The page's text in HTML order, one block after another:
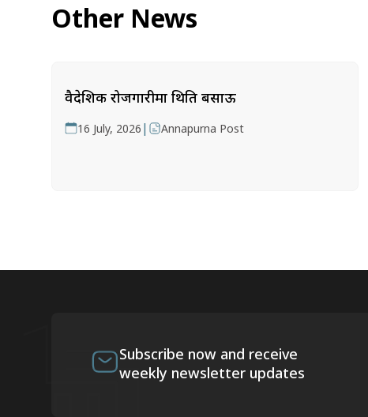
Other News
वैदेशिक रोजगारीमा थिति बसाऊ
16 July, 2026 | Annapurna Post
Subscribe now and receive
weekly newsletter updates